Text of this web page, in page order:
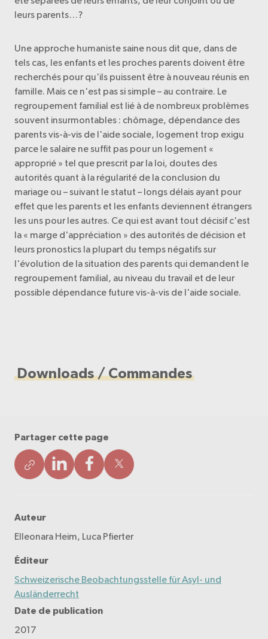
leurs parents…?
Une approche humaniste saine nous dit que, dans de
tels cas, les enfants et les proches parents doivent être
recherchés pour qu'ils puissent être à nouveau réunis en
famille. Mais ce n'est pas si simple – au contraire. Le
regroupement familial est lié à de nombreux problèmes
souvent insurmontables : chômage, dépendance des
parents vis-à-vis de l'aide sociale, logement trop exigu
parce le salaire ne suffit pas pour un logement «
approprié » tel que prescrit par la loi, doutes des
autorités quant à la régularité de la conclusion du
mariage ou – suivant le statut – longs délais ayant pour
effet que les parents et les enfants deviennent étrangers
les uns pour les autres. Ce qui est avant tout décisif c'est
la « marge d'appréciation » des autorités de décision et
leurs pronostics la plupart du temps négatifs sur
l'évolution de la situation des parents qui demandent le
regroupement familial, au niveau du travail et de leur
possible dépendance future vis-à-vis de l'aide sociale.
Downloads / Commandes
Partager cette page
Auteur
Elleonara Heim, Luca Pfierter
Éditeur
Schweizerische Beobachtungsstelle für Asyl- und
Ausländerrecht
Date de publication
2017